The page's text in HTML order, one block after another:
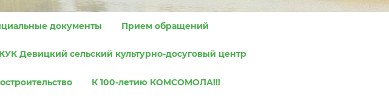
документы Прием обращений
Девицкий сельский культурно-досуговый центр
К 100-летию КОМСОМОЛА!!!